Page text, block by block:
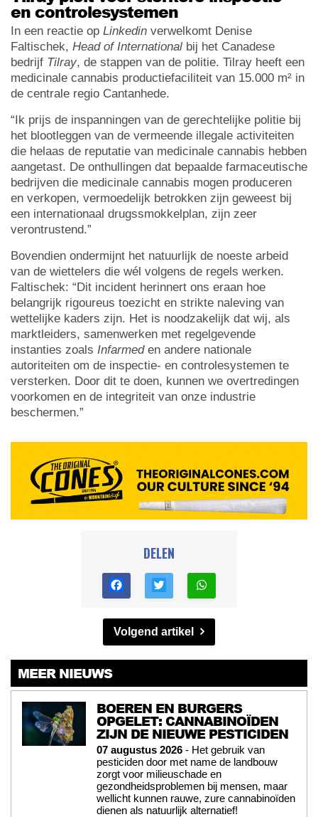
en controlesystemen
In een reactie op Linkedin verwelkomt Denise
Faltischek, Head of International bij het Canadese
bedrijf Tilray, de stappen van de politie. Tilray heeft een
medicinale cannabis productiefaciliteit van 15.000 m² in
de centrale regio Cantanhede.
“Ik prijs de inspanningen van de gerechtelijke politie bij
het blootleggen van de vermeende illegale activiteiten
die helaas de reputatie van medicinale cannabis hebben
aangetast. De onthullingen dat bepaalde farmaceutische
bedrijven die medicinale cannabis mogen produceren
en verkopen, vermoedelijk betrokken zijn geweest bij
een internationaal drugssmokkelplan, zijn zeer
verontrustend.”
Bovendien ondermijnt het natuurlijk de noeste arbeid
van de wiettelers die wél volgens de regels werken.
Faltischek: “Dit incident herinnert ons eraan hoe
belangrijk rigoureus toezicht en strikte naleving van
wettelijke kaders zijn. Het is noodzakelijk dat wij, als
marktleiders, samenwerken met regelgevende
instanties zoals Infarmeden andere nationale
autoriteiten om de inspectie- en controlesystemen te
versterken. Door dit te doen, kunnen we overtredingen
voorkomen en de integriteit van onze industrie
beschermen.”
DELEN
Volgend artikel
MEER NIEUWS
BOEREN EN BURGERS
OPGELET: CANNABINOÏDEN
ZIJN DE NIEUWE PESTICIDEN
07 augustus 2026 - Het gebruik van
pesticiden door met name de landbouw
zorgt voor milieuschade en
gezondheidsproblemen bij mensen, maar
wellicht kunnen rauwe, zure cannabinoïden
dienen als natuurlijk alternatief!